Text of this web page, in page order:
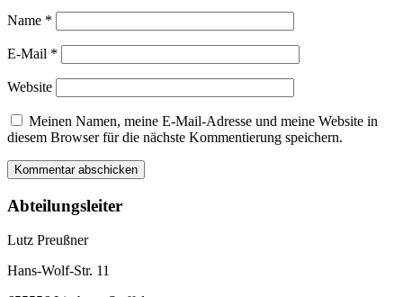
Name *
E-Mail *
Website
Meinen Namen, meine E-Mail-Adresse und meine Website in
diesem Browser für die nächste Kommentierung speichern.
Abteilungsleiter
Lutz Preußner
Hans-Wolf-Str. 11